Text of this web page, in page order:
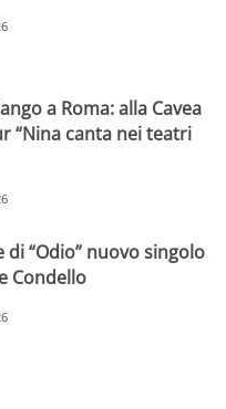
a Roma: alla Cavea
“Nina canta nei teatri
di “Odio” nuovo singolo
Condello